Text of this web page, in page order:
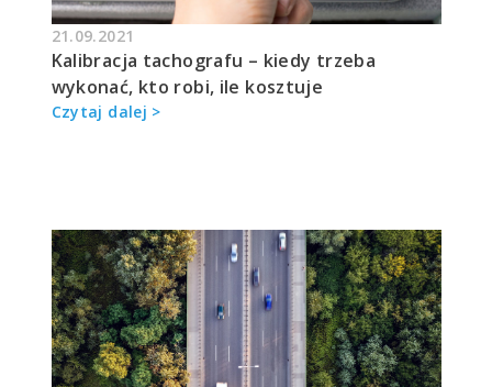
21.09.2021
Kalibracja tachografu – kiedy trzeba
wykonać, kto robi, ile kosztuje
Czytaj dalej >